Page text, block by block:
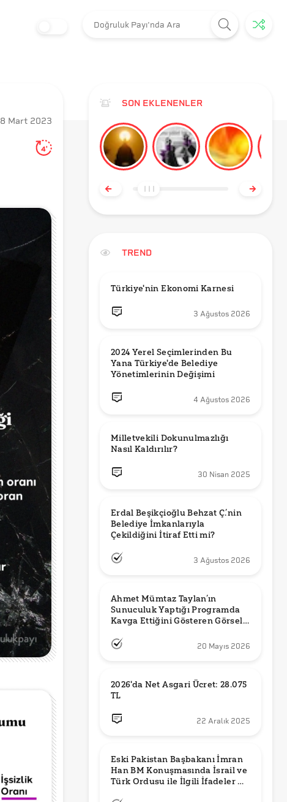
8 Mart 2023
4'
SON EKLENENLER
TREND
Türkiye'nin Ekonomi Karnesi
3 Ağustos 2026
2024 Yerel Seçimlerinden Bu
Yana Türkiye'de Belediye
Yönetimlerinin Değişimi
4 Ağustos 2026
Milletvekili Dokunulmazlığı
Nasıl Kaldırılır?
30 Nisan 2025
Erdal Beşikçioğlu Behzat Ç.’nin
Belediye İmkanlarıyla
3 Ağustos 2026
Ahmet Mümtaz Taylan’ın
Sunuculuk Yaptığı Programda
Kavga Ettiğini Gösteren Görsel
20 Mayıs 2026
2026'da Net Asgari Ücret: 28.075
TL
22 Aralık 2025
Eski Pakistan Başbakanı İmran
Han BM Konuşmasında İsrail ve
Türk Ordusu ile İlgili İfadeler mi